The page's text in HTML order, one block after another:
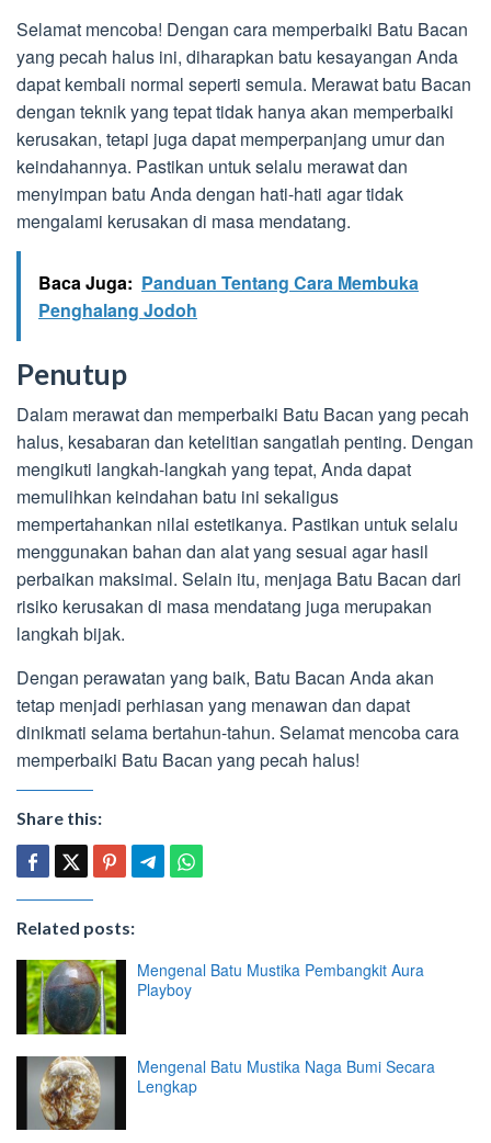
Selamat mencoba! Dengan cara memperbaiki Batu Bacan
yang pecah halus ini, diharapkan batu kesayangan Anda
dapat kembali normal seperti semula. Merawat batu Bacan
dengan teknik yang tepat tidak hanya akan memperbaiki
kerusakan, tetapi juga dapat memperpanjang umur dan
keindahannya. Pastikan untuk selalu merawat dan
menyimpan batu Anda dengan hati-hati agar tidak
mengalami kerusakan di masa mendatang.
Baca Juga: Panduan Tentang Cara Membuka
Penghalang Jodoh
Penutup
Dalam merawat dan memperbaiki Batu Bacan yang pecah
halus, kesabaran dan ketelitian sangatlah penting. Dengan
mengikuti langkah-langkah yang tepat, Anda dapat
memulihkan keindahan batu ini sekaligus
mempertahankan nilai estetikanya. Pastikan untuk selalu
menggunakan bahan dan alat yang sesuai agar hasil
perbaikan maksimal. Selain itu, menjaga Batu Bacan dari
risiko kerusakan di masa mendatang juga merupakan
langkah bijak.
Dengan perawatan yang baik, Batu Bacan Anda akan
tetap menjadi perhiasan yang menawan dan dapat
dinikmati selama bertahun-tahun. Selamat mencoba cara
memperbaiki Batu Bacan yang pecah halus!
Share this:
Related posts:
Mengenal Batu Mustika Pembangkit Aura
Playboy
Mengenal Batu Mustika Naga Bumi Secara
Lengkap